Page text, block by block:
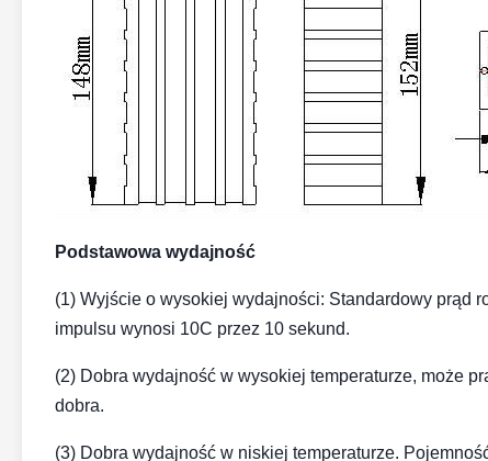
Podstawowa wydajność
(1) Wyjście o wysokiej wydajności: Standardowy prąd
impulsu wynosi 10C przez 10 sekund.
(2) Dobra wydajność w wysokiej temperaturze, może
dobra.
(3) Dobra wydajność w niskiej temperaturze.